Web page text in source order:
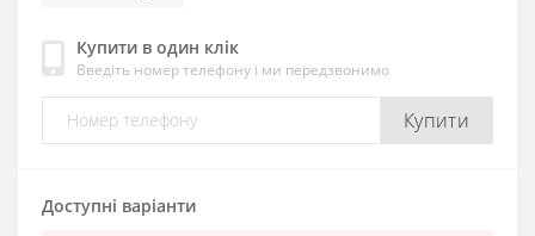
Купити в один клік
Введіть номер телефону і ми передзвонимо
Купити
Доступні варіанти